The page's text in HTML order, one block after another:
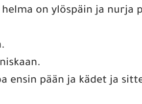
on ylöspäin ja
ensin pään ja kädet ja